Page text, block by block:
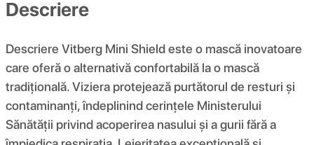
Descriere
Descriere Vitberg Mini Shield este o mască inovatoare
care oferă o alternativă confortabilă la o mască
tradițională. Viziera protejează purtătorul de resturi și
contaminanți, îndeplinind cerințele Ministerului
Sănătății privind acoperirea nasului și a gurii fără a